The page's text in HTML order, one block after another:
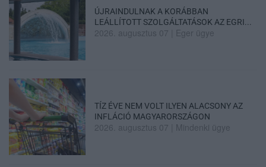
ÚJRAINDULNAK A KORÁBBAN
LEÁLLÍTOTT SZOLGÁLTATÁSOK AZ EGRI...
2026. augusztus 07 Eger ügye
TÍZ ÉVE NEM VOLT ILYEN ALACSONY AZ
INFLÁCIÓ MAGYARORSZÁGON
2026. augusztus 07 Mindenki ügye